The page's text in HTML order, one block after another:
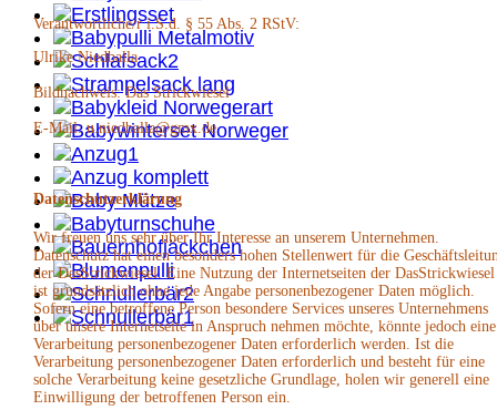
Verantwortliche/r i.S.d. § 55 Abs. 2 RStV:
Ulrike Niedballa
Bildnachweis: Das Strickwiesel
E-Mail: u.niedballa@gmx.de
Datenschutzerklärung
Wir freuen uns sehr über Ihr Interesse an unserem Unternehmen.
Datenschutz hat einen besonders hohen Stellenwert für die
der DasStrickwiesel. Eine Nutzung der Internetseiten der DasStrickwiesel
ist grundsätzlich ohne jede Angabe personenbezogener Daten möglich.
Sofern eine betroffene Person besondere Services unseres Unternehmens
über unsere Internetseite in Anspruch nehmen möchte, könnte jedoch eine
Verarbeitung personenbezogener Daten erforderlich werden. Ist die
Verarbeitung personenbezogener Daten erforderlich und besteht für eine
solche Verarbeitung keine gesetzliche Grundlage, holen wir generell eine
Einwilligung der betroffenen Person ein.